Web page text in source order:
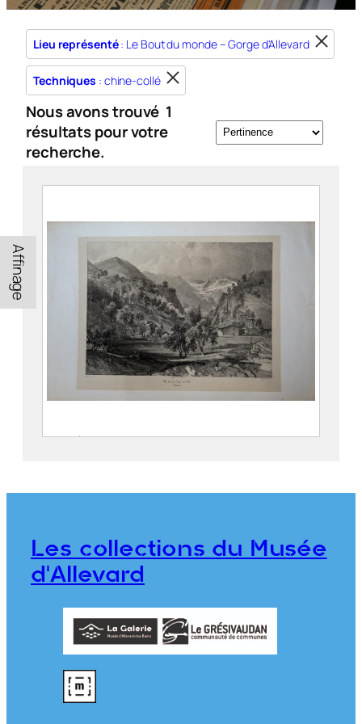
Lieu représenté: Le Bout du monde – Gorge d'Allevard
Techniques : chine-collé
Nous avons trouvé 1
résultats pour votre
recherche.
Affinage
Entrée de la Gorge d’Allevard
CICÉRI, Eugène (Paris, 27 janvier
THIERRY Frères
2018.0.12
Les collections du Musée
d'Allevard